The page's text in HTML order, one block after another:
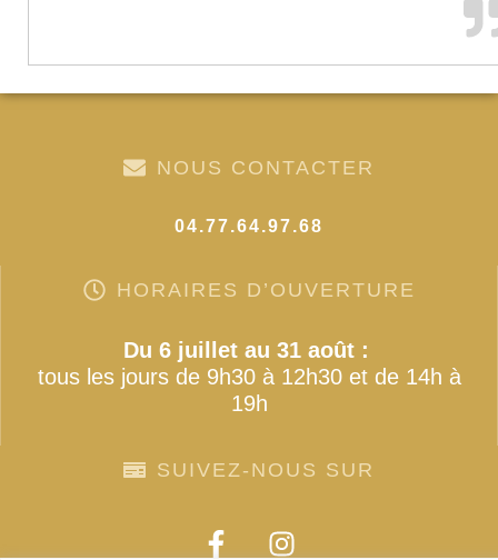
NOUS CONTACTER
04.77.64.97.68
HORAIRES D’OUVERTURE
Du 6 juillet au 31 août :
tous les jours de 9h30 à 12h30 et de 14h à
19h
SUIVEZ-NOUS SUR